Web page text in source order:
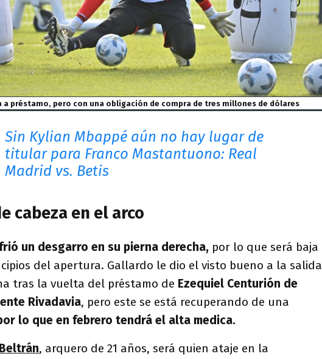
a préstamo, pero con una obligación de compra de tres millones de dólares
Sin Kylian Mbappé aún no hay lugar de
titular para Franco Mastantuono: Real
Madrid vs. Betis
cabeza en el arco
un desgarro en su pierna derecha, por lo que será baja
del apertura. Gallardo le dio el visto bueno a la salida
tras la vuelta del préstamo de Ezequiel Centurión de
Rivadavia, pero este se está recuperando de una
lo que en febrero tendrá el alta medica.
, arquero de 21 años, será quien ataje en la